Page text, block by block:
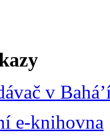
v
e-knihovna